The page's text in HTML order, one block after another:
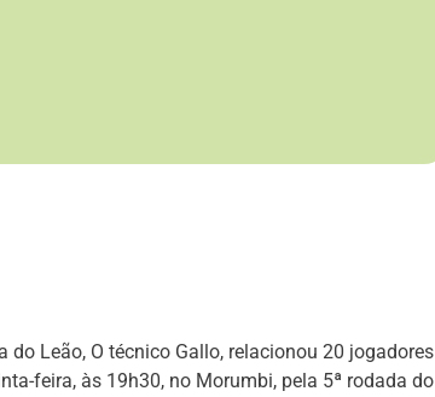
Leão, O técnico Gallo, relacionou 20 jogadores
feira, às 19h30, no Morumbi, pela 5ª rodada do